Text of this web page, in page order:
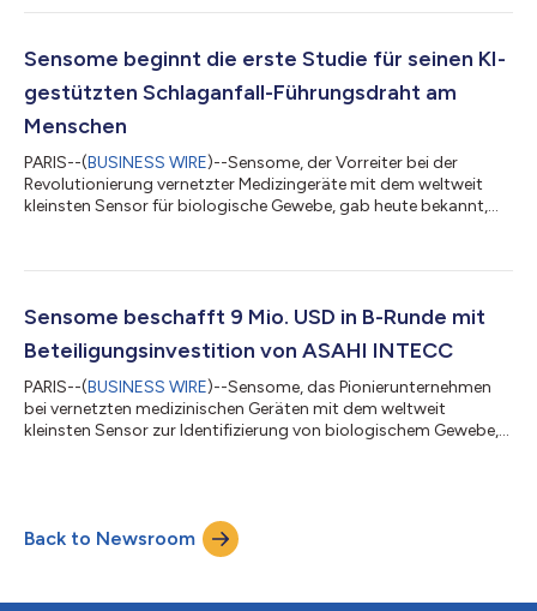
des Clotild® Smart Guidewire bekannt gegeben. Im Zuge der
bahnbrechenden Geräts zur Behandlung des akuten
ischämischen Schlaganfalls übernehmen. Der akute
ischämische S...
Sensome beginnt die erste Studie für seinen KI-
gestützten Schlaganfall-Führungsdraht am
Menschen
PARIS--(BUSINESS WIRE)--Sensome, der Vorreiter bei der
Revolutionierung vernetzter Medizingeräte mit dem weltweit
kleinsten Sensor für biologische Gewebe, gab heute bekannt,
aufgenommen hat. Die Studie zur Erstanwendung des Clotild®
Sicherheit und Leistung des Systems bei Patienten mit akutem
Sensome beschafft 9 Mio. USD in B-Runde mit
Beteiligungsinvestition von ASAHI INTECC
PARIS--(BUSINESS WIRE)--Sensome, das Pionierunternehmen
bei vernetzten medizinischen Geräten mit dem weltweit
kleinsten Sensor zur Identifizierung von biologischem Gewebe,
Idinvest Partners, BNP Paribas Développement, Paris-Saclay
Seed Fund) sowie Asahi Intecc Co., Ltd. aus Japan, einem
weltweit führenden Anbieter von Führungsdrahttechn...
Back to Newsroom